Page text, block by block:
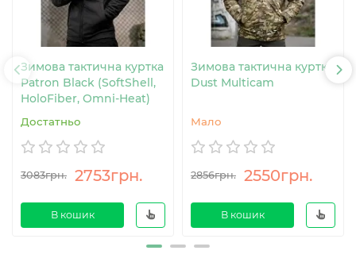
Зимова тактична куртка
Patron Black (SoftShell,
HoloFiber, Omni-Heat)
Достатньо
3083грн. 2753грн.
В кошик
Зимова тактична куртка
Dust Multicam
Мало
2856грн. 2550грн.
В кошик